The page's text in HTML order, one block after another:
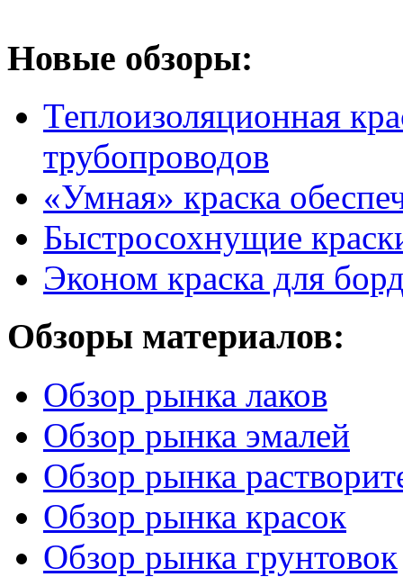
Новые обзоры:
Теплоизоляционная
трубопроводов
«Умная» краска
Быстросохнущие
Эконом краска для
Обзоры материалов:
Обзор рынка лаков
Обзор рынка эмалей
Обзор рынка
Обзор рынка красок
Обзор рынка грунтовок